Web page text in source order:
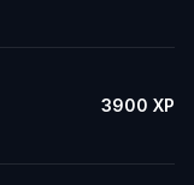
3900 XP